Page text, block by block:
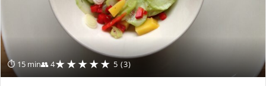
⏱ 15 min👥 4★★★★★ 5 (3)